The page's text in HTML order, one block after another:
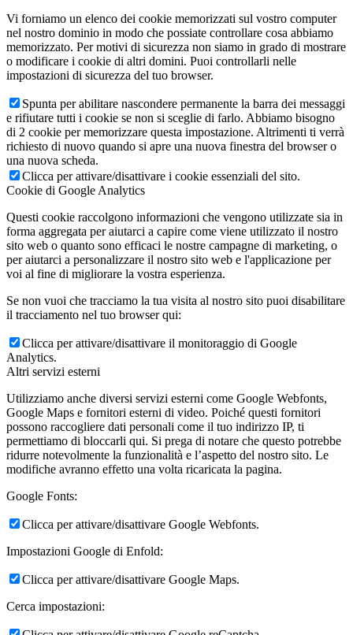
Vi forniamo un elenco dei cookie memorizzati sul vostro computer
nel nostro dominio in modo che possiate controllare cosa abbiamo
memorizzato. Per motivi di sicurezza non siamo in grado di mostrare
o modificare i cookie di altri domini. Puoi controllarli nelle
impostazioni di sicurezza del tuo browser.
Spunta per abilitare nascondere permanente la barra dei messaggi
e rifiutare tutti i cookie se non si sceglie di farlo. Abbiamo bisogno
di 2 cookie per memorizzare questa impostazione. Altrimenti ti verrà
richiesto di nuovo quando si apre una nuova finestra del browser o
una nuova scheda.
Clicca per attivare/disattivare i cookie essenziali del sito.
Cookie di Google Analytics
Questi cookie raccolgono informazioni che vengono utilizzate sia in
forma aggregata per aiutarci a capire come viene utilizzato il nostro
sito web o quanto sono efficaci le nostre campagne di marketing, o
per aiutarci a personalizzare il nostro sito web e l'applicazione per
voi al fine di migliorare la vostra esperienza.
Se non vuoi che tracciamo la tua visita al nostro sito puoi disabilitare
il tracciamento nel tuo browser qui:
Clicca per attivare/disattivare il monitoraggio di Google
Analytics.
Altri servizi esterni
Utilizziamo anche diversi servizi esterni come Google Webfonts,
Google Maps e fornitori esterni di video. Poiché questi fornitori
possono raccogliere dati personali come il tuo indirizzo IP, ti
permettiamo di bloccarli qui. Si prega di notare che questo potrebbe
ridurre notevolmente la funzionalità e l’aspetto del nostro sito. Le
modifiche avranno effetto una volta ricaricata la pagina.
Google Fonts:
Clicca per attivare/disattivare Google Webfonts.
Impostazioni Google di Enfold:
Clicca per attivare/disattivare Google Maps.
Cerca impostazioni: